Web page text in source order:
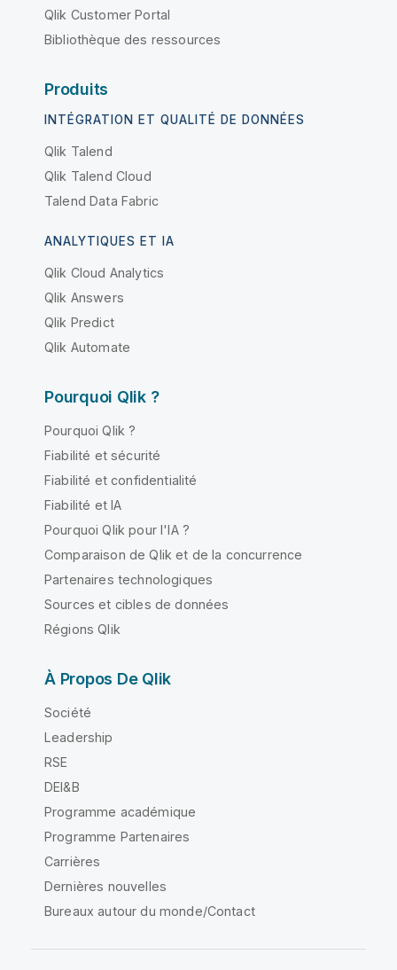
Qlik Customer Portal
Bibliothèque des ressources
Produits
INTÉGRATION ET QUALITÉ DE DONNÉES
Qlik Talend
Qlik Talend Cloud
Talend Data Fabric
ANALYTIQUES ET IA
Qlik Cloud Analytics
Qlik Answers
Qlik Predict
Qlik Automate
Pourquoi Qlik ?
Pourquoi Qlik ?
Fiabilité et sécurité
Fiabilité et confidentialité
Fiabilité et IA
Pourquoi Qlik pour l'IA ?
Comparaison de Qlik et de la concurrence
Partenaires technologiques
Sources et cibles de données
Régions Qlik
À Propos De Qlik
Société
Leadership
RSE
DEI&B
Programme académique
Programme Partenaires
Carrières
Dernières nouvelles
Bureaux autour du monde/Contact